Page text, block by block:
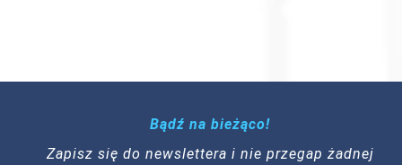
Bądź na bieżąco!
Zapisz się do newslettera i nie przegap żadnej